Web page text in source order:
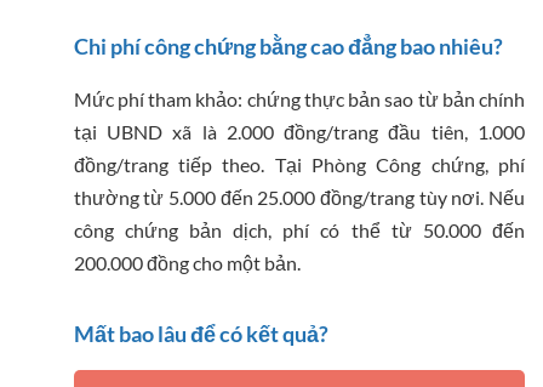
Chi phí công chứng bằng cao đẳng bao nhiêu?
Mức phí tham khảo: chứng thực bản sao từ bản chính
tại UBND xã là 2.000 đồng/trang đầu tiên, 1.000
đồng/trang tiếp theo. Tại Phòng Công chứng, phí
thường từ 5.000 đến 25.000 đồng/trang tùy nơi. Nếu
công chứng bản dịch, phí có thể từ 50.000 đến
200.000 đồng cho một bản.
Mất bao lâu để có kết quả?